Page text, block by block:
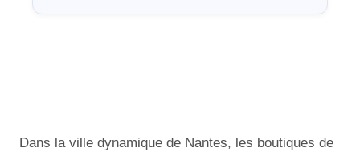
Dans la ville dynamique de Nantes, les boutiques de